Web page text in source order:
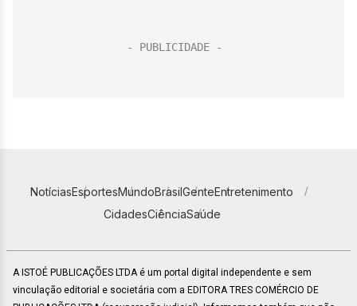
NotíciasEsportesMundoBrasilGenteEntretenimento
CidadesCiênciaSaúde
A ISTOÉ PUBLICAÇÕES LTDA é um portal digital independente e sem
vinculação editorial e societária com a EDITORA TRES COMÉRCIO DE